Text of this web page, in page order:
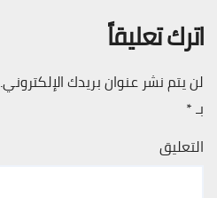
اترك تعليقاً
لن يتم نشر عنوان بريدك الإلكتروني.
بـ*
التعليق